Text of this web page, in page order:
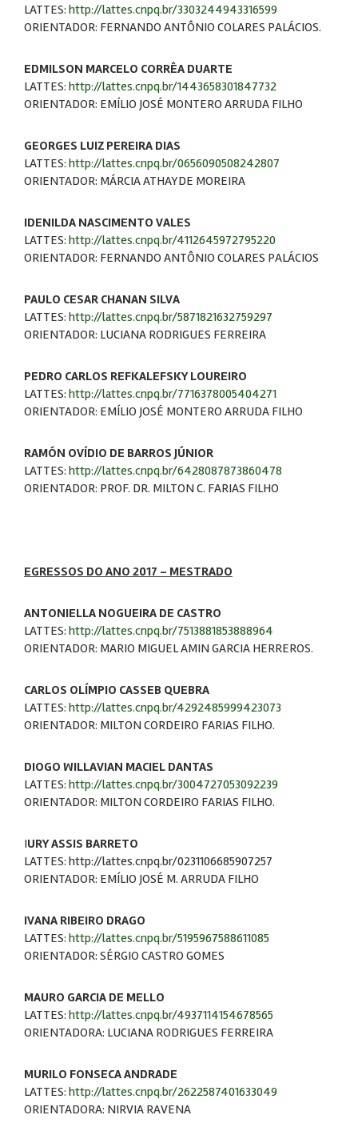
LATTES: http://lattes.cnpq.br/3303244943316599
ORIENTADOR: FERNANDO ANTÔNIO COLARES PALÁCIOS.
EDMILSON MARCELO CORRÊA DUARTE
LATTES: http://lattes.cnpq.br/1443658301847732
ORIENTADOR: EMÍLIO JOSÉ MONTERO ARRUDA FILHO
GEORGES LUIZ PEREIRA DIAS
LATTES: http://lattes.cnpq.br/0656090508242807
ORIENTADOR: MÁRCIA ATHAYDE MOREIRA
IDENILDA NASCIMENTO VALES
LATTES: http://lattes.cnpq.br/4112645972795220
ORIENTADOR: FERNANDO ANTÔNIO COLARES PALÁCIOS
PAULO CESAR CHANAN SILVA
LATTES: http://lattes.cnpq.br/5871821632759297
ORIENTADOR: LUCIANA RODRIGUES FERREIRA
PEDRO CARLOS REFKALEFSKY LOUREIRO
LATTES: http://lattes.cnpq.br/7716378005404271
ORIENTADOR: EMÍLIO JOSÉ MONTERO ARRUDA FILHO
RAMÓN OVÍDIO DE BARROS JÚNIOR
LATTES: http://lattes.cnpq.br/6428087873860478
ORIENTADOR: PROF. DR. MILTON C. FARIAS FILHO
EGRESSOS DO ANO 2017 – MESTRADO
ANTONIELLA NOGUEIRA DE CASTRO
LATTES: http://lattes.cnpq.br/7513881853888964
ORIENTADOR: MARIO MIGUEL AMIN GARCIA HERREROS.
CARLOS OLÍMPIO CASSEB QUEBRA
LATTES: http://lattes.cnpq.br/4292485999423073
ORIENTADOR: MILTON CORDEIRO FARIAS FILHO.
DIOGO WILLAVIAN MACIEL DANTAS
LATTES: http://lattes.cnpq.br/3004727053092239
ORIENTADOR: MILTON CORDEIRO FARIAS FILHO.
IURY ASSIS BARRETO
LATTES: http://lattes.cnpq.br/0231106685907257
ORIENTADOR: EMÍLIO JOSÉ M. ARRUDA FILHO
IVANA RIBEIRO DRAGO
LATTES: http://lattes.cnpq.br/5195967588611085
ORIENTADOR: SÉRGIO CASTRO GOMES
MAURO GARCIA DE MELLO
LATTES: http://lattes.cnpq.br/4937114154678565
ORIENTADORA: LUCIANA RODRIGUES FERREIRA
MURILO FONSECA ANDRADE
LATTES: http://lattes.cnpq.br/2622587401633049
ORIENTADORA: NIRVIA RAVENA